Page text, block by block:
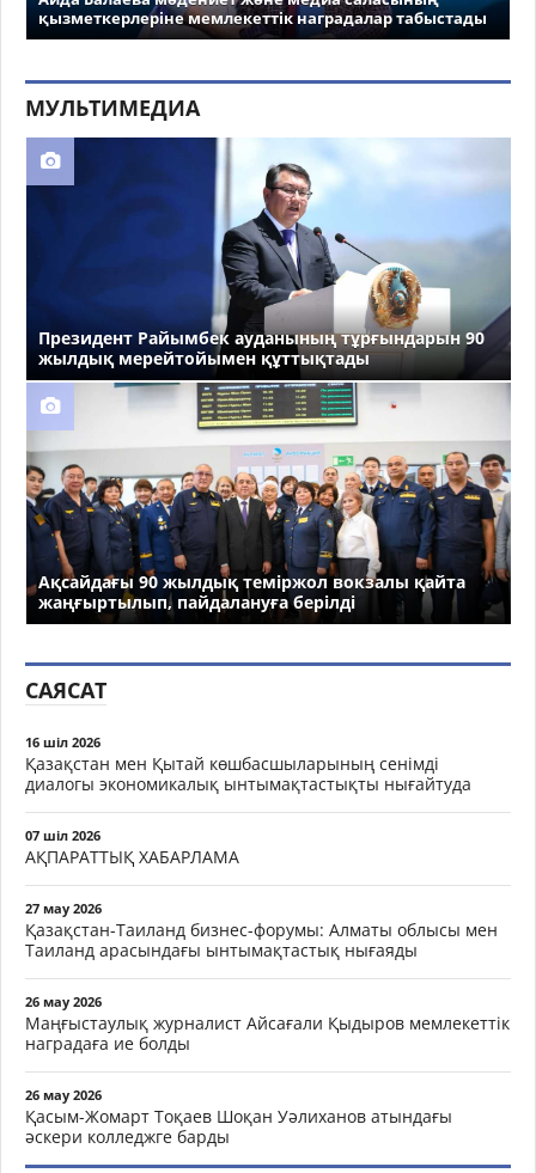
қызметкерлеріне мемлекеттік наградалар табыстады
МУЛЬТИМЕДИА
Президент Райымбек ауданының тұрғындарын 90
жылдық мерейтойымен құттықтады
Ақсайдағы 90 жылдық теміржол вокзалы қайта
жаңғыртылып, пайдалануға берілді
САЯСАТ
16 шіл 2026
Қазақстан мен Қытай көшбасшыларының сенімді
диалогы экономикалық ынтымақтастықты нығайтуда
07 шіл 2026
АҚПАРАТТЫҚ ХАБАРЛАМА
27 мау 2026
Қазақстан-Таиланд бизнес-форумы: Алматы облысы мен
Таиланд арасындағы ынтымақтастық нығаяды
26 мау 2026
Маңғыстаулық журналист Айсағали Қыдыров мемлекеттік
наградаға ие болды
26 мау 2026
Қасым-Жомарт Тоқаев Шоқан Уәлиханов атындағы
әскери колледжге барды